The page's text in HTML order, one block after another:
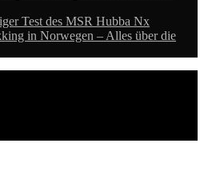
Test des MSR Hubba Nx
in Norwegen – Alles über die